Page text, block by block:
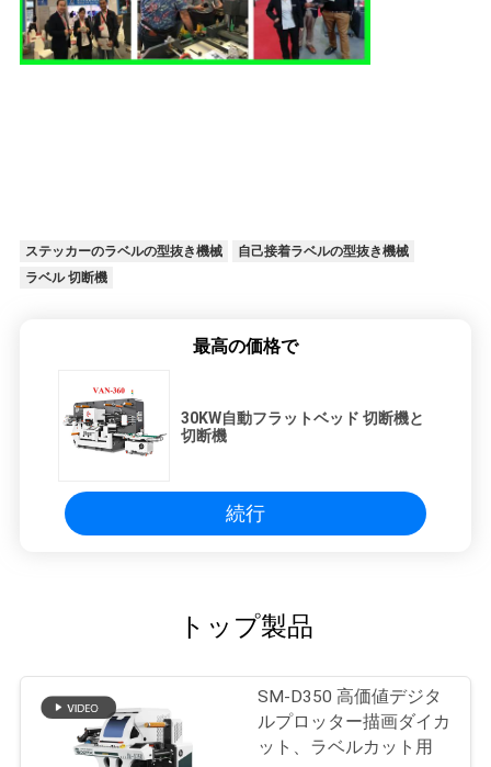
ステッカーのラベルの型抜き機械
自己接着ラベルの型抜き機械
ラベル 切断機
最高の価格で
30KW自動フラットベッド 切断機と
切断機
続行
トップ製品
SM-D350 高価値デジタ
ルプロッター描画ダイカ
ット、ラベルカット用